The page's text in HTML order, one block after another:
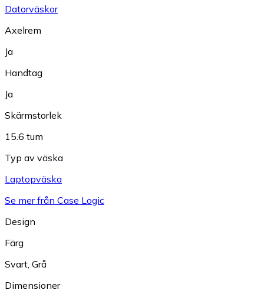
Datorväskor
Axelrem
Ja
Handtag
Ja
Skärmstorlek
15.6 tum
Typ av väska
Laptopväska
Se mer från Case Logic
Design
Färg
Svart, Grå
Dimensioner